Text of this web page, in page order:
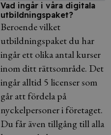
Vad ingår i våra digitala
utbildningspaket?
Beroende vilket
utbildningspaket du har
ingår ett olika antal kurser
inom ditt rättsområde. Det
ingår alltid 5 licenser som
går att fördela på
nyckelpersoner i företaget.
Du får även tillgång till alla